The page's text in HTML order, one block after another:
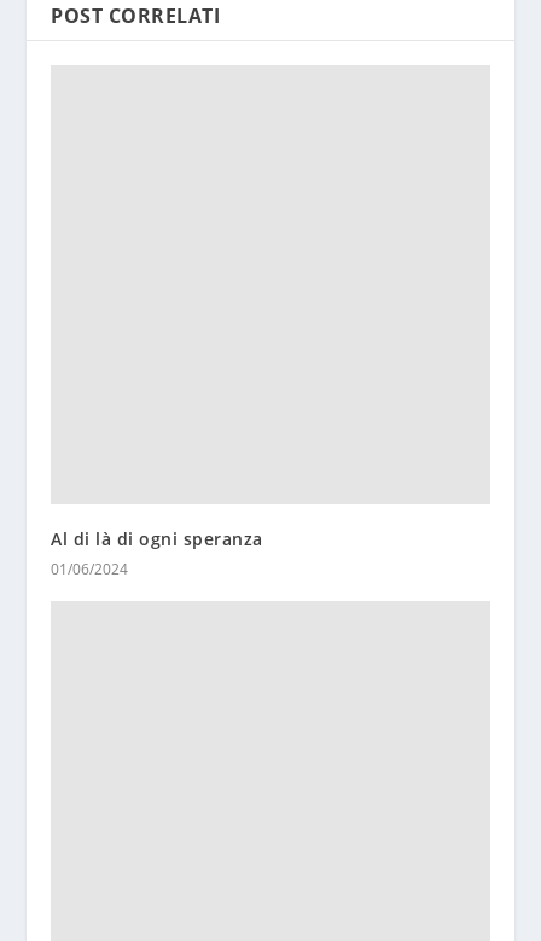
POST CORRELATI
Al di là di ogni speranza
01/06/2024